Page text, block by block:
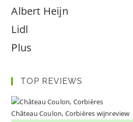
Albert Heijn
Lidl
Plus
TOP REVIEWS
Château Coulon, Corbières wijnreview